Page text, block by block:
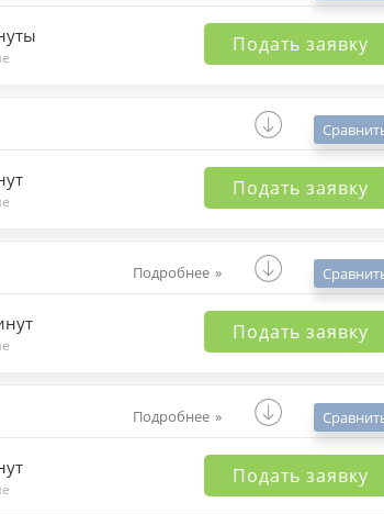
Подать заявку
Подать заявку
Подробнее
Подать заявку
Подробнее
Подать заявку